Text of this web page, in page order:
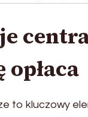
to kluczowy